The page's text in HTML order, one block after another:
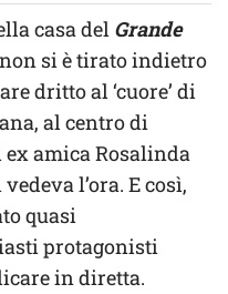
casa del Grande
non si è tirato indietro
dritto al ‘cuore’ di
al centro di
amica Rosalinda
l’ora. E così,
quasi
protagonisti
in diretta.